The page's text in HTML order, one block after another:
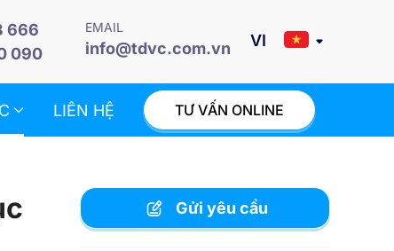
666
090
EMAIL
info@tdvc.com.vn
LIÊN HỆ TƯ VẤN ONLINE
Gửi yêu cầu